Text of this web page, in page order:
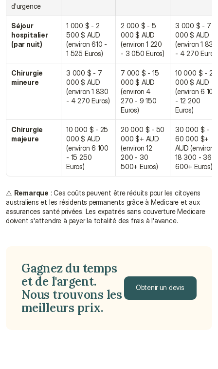
d'urgence
Séjour
hospitalier
(par nuit)
1 000 $ - 2
500 $ AUD
(environ 610 -
1 525 Euros)
2 000 $ - 5
000 $ AUD
(environ 1 220
- 3 050 Euros)
3 000 $ - 7
000 $ AUD
(environ 1 830
- 4 270
Chirurgie
mineure
3 000 $ - 7
000 $ AUD
(environ 1 830
- 4 270 Euros)
7 000 $ - 15
000 $ AUD
(environ 4
270 - 9 150
Euros)
10 000 $ - 20
000 $ AUD
(environ 6 100
- 12 200
Euros)
Chirurgie
majeure
10 000 $ - 25
000 $ AUD
(environ 6 100
- 15 250
Euros)
20 000 $ - 50
000 $+ AUD
(environ 12
200 - 30
500+ Euros)
30 000 $ -
60 000 $+
AUD (environ
18 300 - 36
600+ Euros)
⚠ Remarque : Ces coûts peuvent être réduits pour les citoyens
australiens et les résidents permanents grâce à Medicare et aux
assurances santé privées. Les expatriés sans couverture Medicare
doivent s'attendre à payer la totalité des frais à l'avance.
Gagnez du temps
et de l'argent.
Nous trouvons les
meilleurs prix.
Obtenir un devis